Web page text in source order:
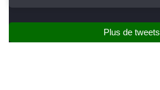
Plus de tweets